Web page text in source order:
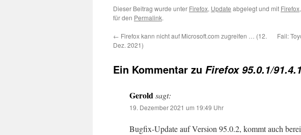
Dieser Beitrag wurde unter Firefox, Update abgelegt und mit Firefox,
für den Permalink.
← Firefox kann nicht auf Microsoft.com zugreifen … (12.
Dez. 2021)
Fail:
Ein Kommentar zu Firefox 95.0.1/
Geroldsagt:
19. Dezember 2021 um 19:49 Uhr
Bugfix-Update auf Version 95.0.2, kommt auch